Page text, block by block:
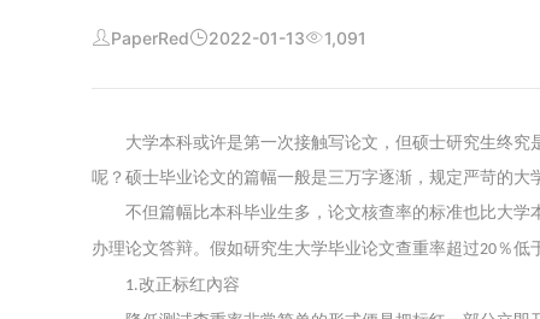
阅读
行业新闻
PaperRed 2022-01-13 1,091
大学本科或许是第一次接触写论文，但硕士研究生终
呢？硕士毕业论文的篇幅一般是三万字逐渐，规定严苛的大
不但篇幅比本科毕业生多，论文核查率的标准也比大
办理论文答辩。假如研究生大学毕业论文查重率超过20％低
1.改正标红內容